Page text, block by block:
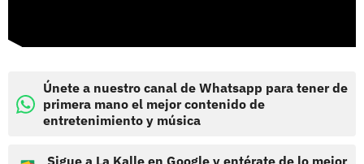
Únete a nuestro canal de Whatsapp para tener de
primera mano el mejor contenido de
entretenimiento y música